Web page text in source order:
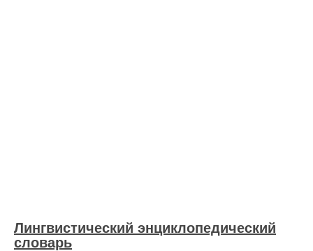
Лингвистический энциклопедический
словарь